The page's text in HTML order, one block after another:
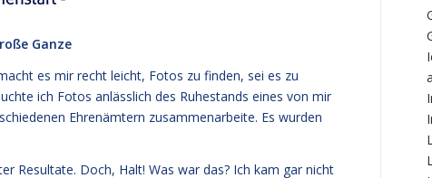
Ganze
es mir recht leicht, Fotos zu finden, sei es zu
ich Fotos anlässlich des Ruhestands eines von mir
Ehrenämtern zusammenarbeite. Es wurden
Resultate. Doch, Halt! Was war das? Ich kam gar nicht